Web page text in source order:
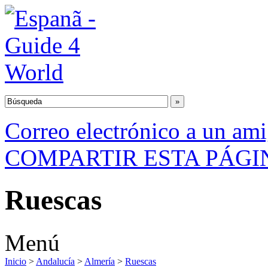
Correo electrónico a un
COMPARTIR ESTA
Ruescas
Menú
Inicio > Andalucía > Almería > Ruescas